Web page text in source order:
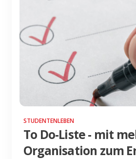
STUDENTENLEBEN
To Do-Liste - mit
Organisation zum